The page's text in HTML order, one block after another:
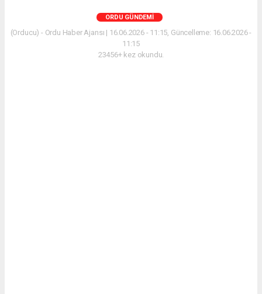
ORDU GÜNDEMI
(Orducu) - Ordu Haber Ajansı | 16.06.2026 - 11:15, Güncelleme: 16.06.2026 -
11:15
23456+ kez okundu.